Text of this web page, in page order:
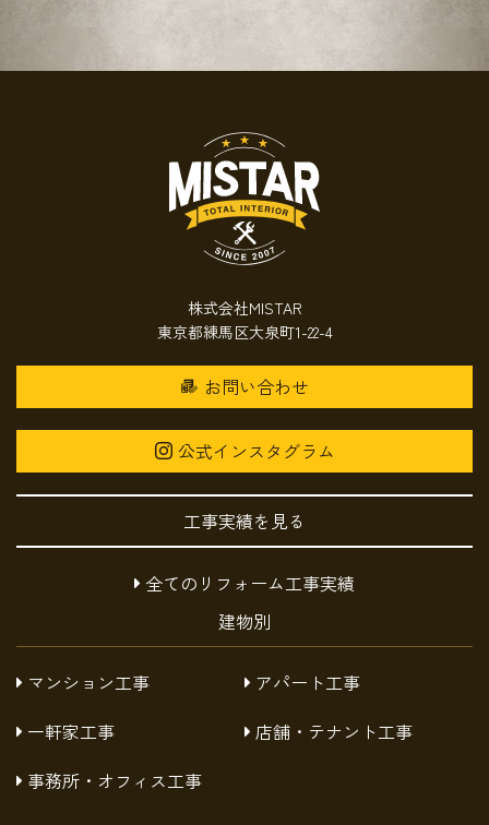
株式会社MISTAR
東京都練馬区大泉町1-22-4
お問い合わせ
公式インスタグラム
工事実績を見る
全てのリフォーム工事実績
建物別
マンション工事
アパート工事
一軒家工事
店舗・テナント工事
事務所・オフィス工事